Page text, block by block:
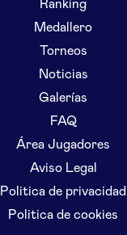
Ranking
Medallero
Torneos
Noticias
Galerías
FAQ
Área Jugadores
Aviso Legal
Politica de privacidad
Politica de cookies